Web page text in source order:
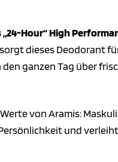
„24-Hour“ High
dieses Deodorant
ganzen Tag über
von Aramis:
und